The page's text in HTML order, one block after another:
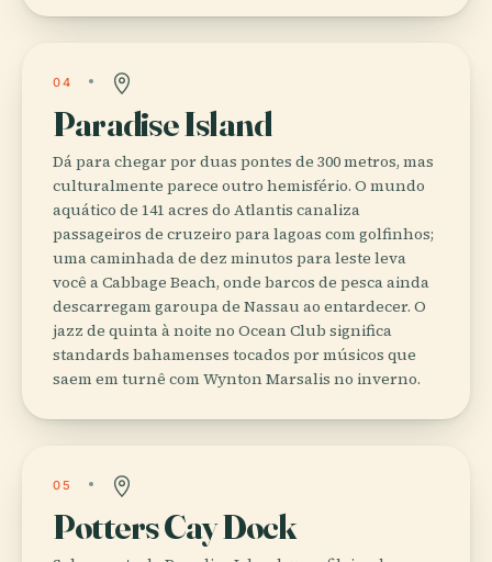
04
Paradise Island
Dá para chegar por duas pontes de 300 metros, mas
culturalmente parece outro hemisfério. O mundo
aquático de 141 acres do Atlantis canaliza
passageiros de cruzeiro para lagoas com golfinhos;
uma caminhada de dez minutos para leste leva
você a Cabbage Beach, onde barcos de pesca ainda
descarregam garoupa de Nassau ao entardecer. O
jazz de quinta à noite no Ocean Club significa
standards bahamenses tocados por músicos que
saem em turnê com Wynton Marsalis no inverno.
05
Potters Cay Dock